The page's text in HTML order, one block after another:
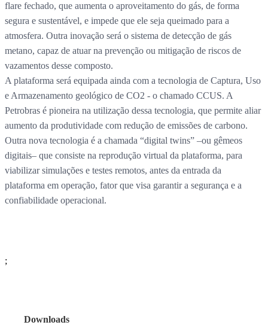
flare fechado, que aumenta o aproveitamento do gás, de forma
segura e sustentável, e impede que ele seja queimado para a
atmosfera. Outra inovação será o sistema de detecção de gás
metano, capaz de atuar na prevenção ou mitigação de riscos de
vazamentos desse composto.
A plataforma será equipada ainda com a tecnologia de Captura, Uso
e Armazenamento geológico de CO2 - o chamado CCUS. A
Petrobras é pioneira na utilização dessa tecnologia, que permite aliar
aumento da produtividade com redução de emissões de carbono.
Outra nova tecnologia é a chamada “digital twins” –ou gêmeos
digitais– que consiste na reprodução virtual da plataforma, para
viabilizar simulações e testes remotos, antes da entrada da
plataforma em operação, fator que visa garantir a segurança e a
confiabilidade operacional.
;
Downloads